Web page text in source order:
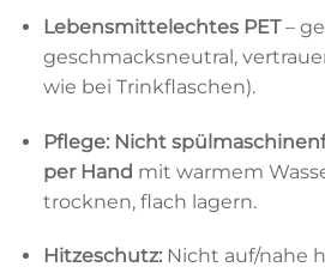
Lebensmittelechtes PET–
geschmacksneutral,
wie bei Trinkflaschen).
Pflege: Nicht
per Hand mit warmem
trocknen, flach lagern.
Hitzeschutz:Nicht auf/nahe